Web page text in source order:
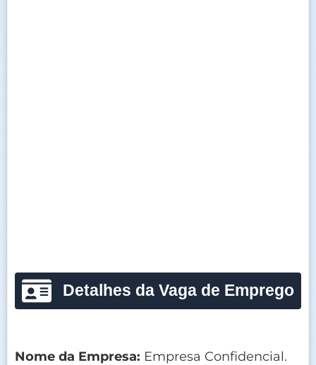
Detalhes da Vaga de Emprego
Nome da Empresa: Empresa Confidencial.